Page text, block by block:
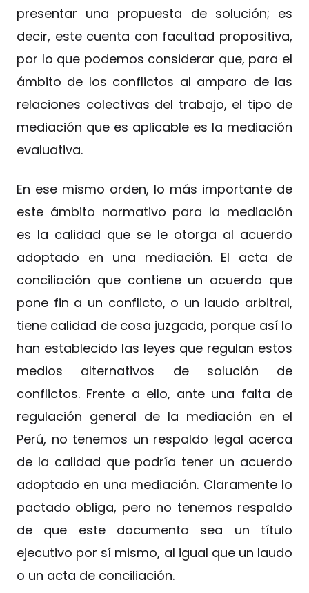
presentar una propuesta de solución; es
decir, este cuenta con facultad propositiva,
por lo que podemos considerar que, para el
ámbito de los conflictos al amparo de las
relaciones colectivas del trabajo, el tipo de
mediación que es aplicable es la mediación
evaluativa.
En ese mismo orden, lo más importante de
este ámbito normativo para la mediación
es la calidad que se le otorga al acuerdo
adoptado en una mediación. El acta de
conciliación que contiene un acuerdo que
pone fin a un conflicto, o un laudo arbitral,
tiene calidad de cosa juzgada, porque así lo
han establecido las leyes que regulan estos
medios alternativos de solución de
conflictos. Frente a ello, ante una falta de
regulación general de la mediación en el
Perú, no tenemos un respaldo legal acerca
de la calidad que podría tener un acuerdo
adoptado en una mediación. Claramente lo
pactado obliga, pero no tenemos respaldo
de que este documento sea un título
ejecutivo por sí mismo, al igual que un laudo
o un acta de conciliación.